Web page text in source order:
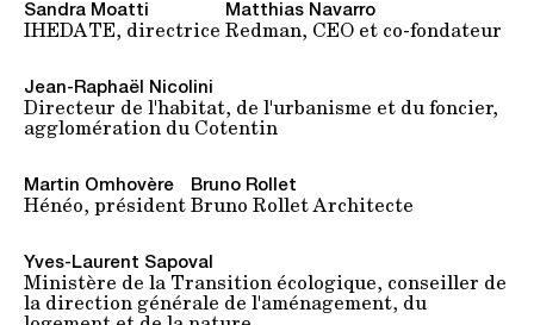
Sandra Moatti
IHEDATE, directrice
Matthias Navarro
Redman, CEO et co-fondateur
Jean-Raphaël Nicolini
Directeur de l'habitat, de l'urbanisme et du foncier,
agglomération du Cotentin
Martin Omhovère
Hénéo, président
Bruno Rollet
Bruno Rollet Architecte
Yves-Laurent Sapoval
Ministère de la Transition écologique, conseiller de
la direction générale de l'aménagement, du